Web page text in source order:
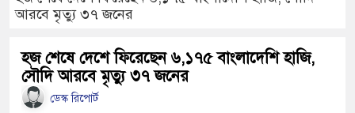
জুতা নিক্ষেপকারীরা জা’র’জ, রাজপথে নামলে
না: আমির হামজা
জবাব দিতে হবে প্রধানমন্ত্রীকে: জামায়াত আমির
আরবে মৃত্যু ৩৭ জনের
হজ শেষে দেশে ফিরেছেন ৬,১৭৫ বাংলাদেশি হাজি,
সৌদি আরবে মৃত্যু ৩৭ জনের
ডেস্ক রিপোর্ট